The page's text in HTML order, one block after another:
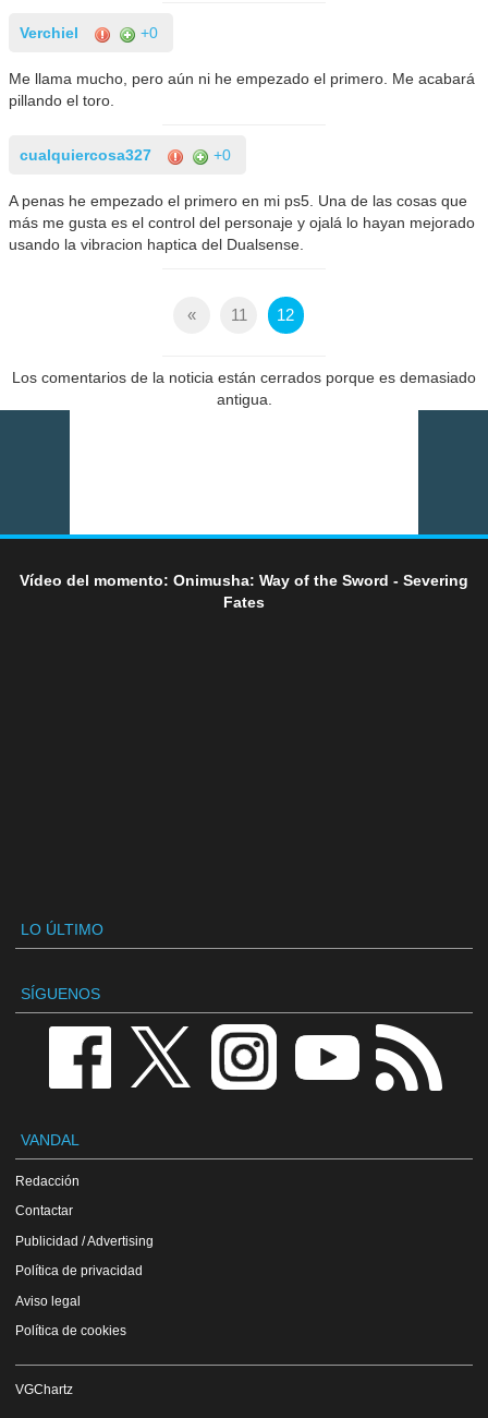
Verchiel +0
Me llama mucho, pero aún ni he empezado el primero. Me acabará
pillando el toro.
cualquiercosa327 +0
A penas he empezado el primero en mi ps5. Una de las cosas que
más me gusta es el control del personaje y ojalá lo hayan mejorado
usando la vibracion haptica del Dualsense.
« 11 12
Los comentarios de la noticia están cerrados porque es demasiado
antigua.
Vídeo del momento: Onimusha: Way of the Sword - Severing
Fates
LO ÚLTIMO
SÍGUENOS
VANDAL
Redacción
Contactar
Publicidad / Advertising
Política de privacidad
Aviso legal
Política de cookies
VGChartz